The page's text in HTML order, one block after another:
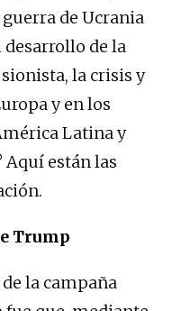
guerra de Ucrania
desarrollo de la
la crisis y
y en los
Latina y
están las
Trump
la campaña